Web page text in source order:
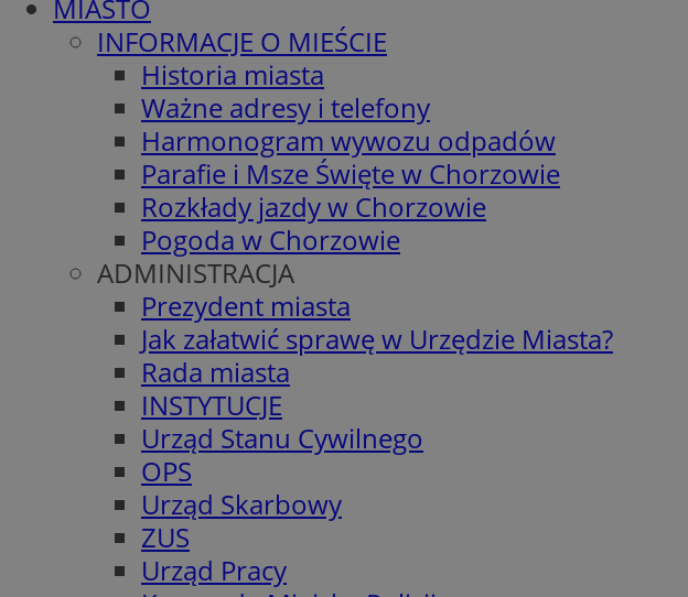
MIASTO
INFORMACJE O MIEŚCIE
Historia miasta
Ważne adresy i telefony
Harmonogram wywozu odpadów
Parafie i Msze Święte w Chorzowie
Rozkłady jazdy w Chorzowie
Pogoda w Chorzowie
ADMINISTRACJA
Prezydent miasta
Jak załatwić sprawę w Urzędzie Miasta?
Rada miasta
INSTYTUCJE
Urząd Stanu Cywilnego
OPS
Urząd Skarbowy
ZUS
Urząd Pracy